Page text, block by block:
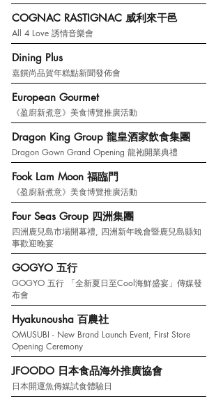
COGNAC RASTIGNAC 威利來干邑
All 4 Love 誘情音樂會
Dining Plus
嘉饌尚品賀年糕點新聞發佈會
European Gourmet
《盈廚新煮意》美食博覽推廣活動
Dragon King Group 龍皇酒家飲食集團
Dragon Gown Grand Opening 龍袍開業典禮
Fook Lam Moon 福臨門
《盈廚新煮意》美食博覽推廣活動
Four Seas Group 四洲集團
四洲鹿兒島市場開幕禮, 四洲新年晚會暨鹿兒島縣知
事歡迎晚宴
GOGYO 五行
GOGYO 五行 「全新夏日至Cool海鮮盛宴」傳媒發
布會
Hyakunousha 百農社
OMUSUBI - New Brand Launch Event, First Store
Opening Ceremony
JFOODO 日本食品海外推廣協會
日本開運魚傳媒試食體驗日